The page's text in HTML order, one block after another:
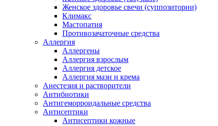
Женское здоровье свечи (суппозитории)
Климакс
Мастопатия
Противозачаточные средства
Аллергия
Аллергены
Аллергия взрослым
Аллергия детское
Аллергия мази и крема
Анестезия и растворители
Антибиотики
Антигеморроидальные средства
Антисептики
Антисептики кожные